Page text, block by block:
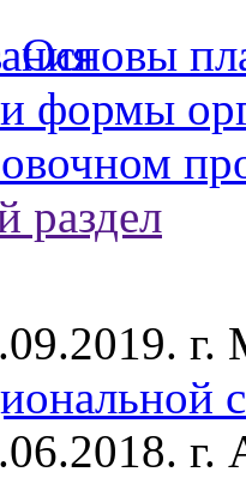
Основы
формы
раздел
г.